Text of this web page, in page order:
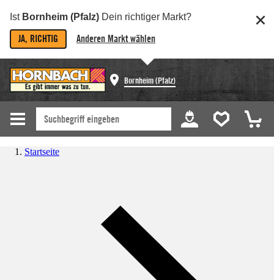
Ist Bornheim (Pfalz) Dein richtiger Markt?
JA, RICHTIG Anderen Markt wählen
Bornheim (Pfalz)
Startseite